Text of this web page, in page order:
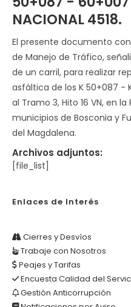
NACIONAL 4518.
El presente documento
de Manejo de Tráfico,
de un carril, para realizar
asfáltica de los K 50+087 -
al Tramo 3, Hito 16 VN, en
municipios de Bosconia y
del Magdalena.
Archivos adjuntos:
[file_list]
Enlaces de Interés
Cierres y Desvíos
Trabaje con Nosotros
Peajes y Tarifas
Encuesta Calidad del
Gestión Anticorrupción